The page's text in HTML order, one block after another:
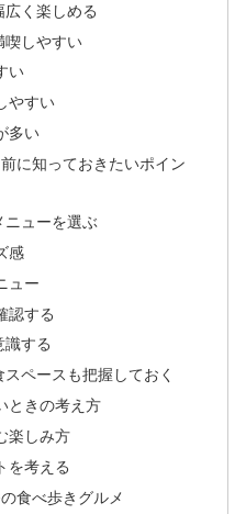
く楽しめる
喫しやすい
い
やすい
多い
に知っておきたいポイン
ニューを選ぶ
感
ュー
認する
識する
ペースも把握しておく
ときの考え方
楽しみ方
を考える
食べ歩きグルメ